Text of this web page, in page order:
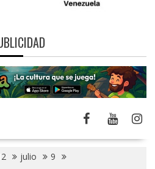
julio
9